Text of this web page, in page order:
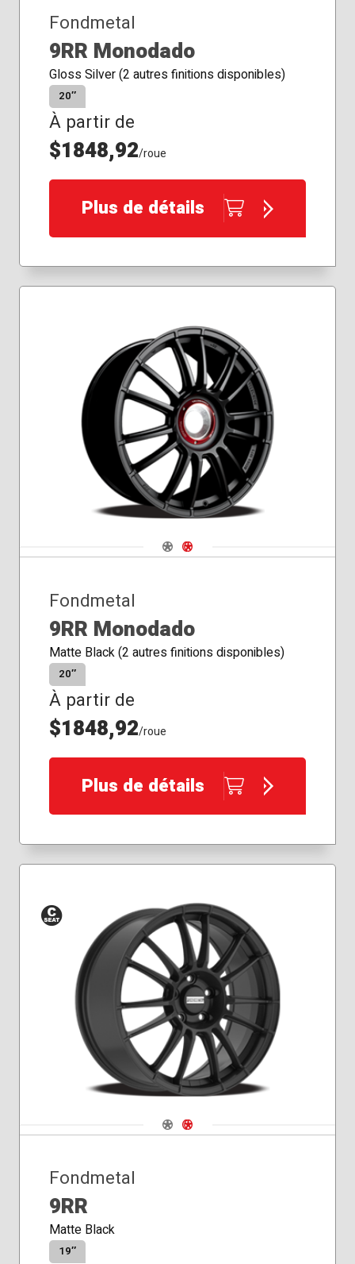
Fondmetal
9RR Monodado
Gloss Silver (2 autres finitions disponibles)
20″
À partir de
$1848,92/roue
Plus de détails
Navigate 1
Navigate 2
Fondmetal
9RR Monodado
Matte Black (2 autres finitions disponibles)
20″
À partir de
$1848,92/roue
Plus de détails
Siège
conique
Navigate 1
Navigate 2
Fondmetal
9RR
Matte Black
19″